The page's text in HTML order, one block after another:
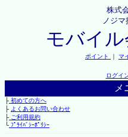
株式
ノジマ
モバイ
ポイント ｜ マ
ログイ
メ
├初めての方へ
├ よくあるお問い合わせ
├ご利用規約
└ﾌﾟﾗｲﾊﾞｼｰﾎﾟﾘｼｰ